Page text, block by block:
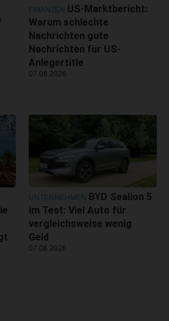
FINANZEN US-Marktbericht:
Warum schlechte
Nachrichten gute
Nachrichten für US-
Anlegertitle
07.08.2026
UNTERNEHMEN BYD Sealion 5
im Test: Viel Auto für
vergleichsweise wenig
Geld
07.08.2026